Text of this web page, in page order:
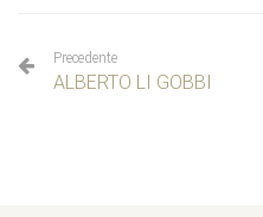
Precedente
ALBERTO LI GOBBI